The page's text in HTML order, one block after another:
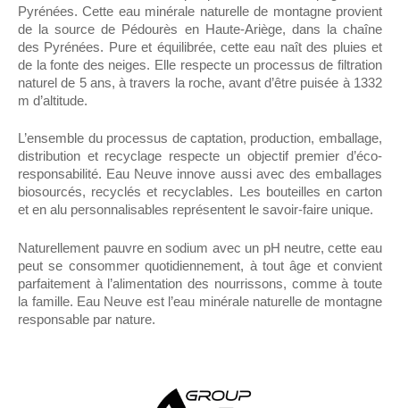
Pyrénées. Cette eau minérale naturelle de montagne provient
de la source de Pédourès en Haute-Ariège, dans la chaîne
des Pyrénées. Pure et équilibrée, cette eau naît des pluies et
de la fonte des neiges. Elle respecte un processus de filtration
naturel de 5 ans, à travers la roche, avant d’être puisée à 1332
m d’altitude.
L’ensemble du processus de captation, production, emballage,
distribution et recyclage respecte un objectif premier d’éco-
responsabilité. Eau Neuve innove aussi avec des emballages
biosourcés, recyclés et recyclables. Les bouteilles en carton
et en alu personnalisables représentent le savoir-faire unique.
Naturellement pauvre en sodium avec un pH neutre, cette eau
peut se consommer quotidiennement, à tout âge et convient
parfaitement à l’alimentation des nourrissons, comme à toute
la famille. Eau Neuve est l’eau minérale naturelle de montagne
responsable par nature.